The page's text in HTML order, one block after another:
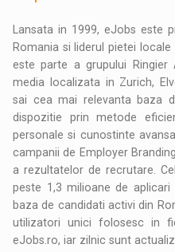
Lansata in 1999, eJobs este
Romania si liderul pietei
este parte a grupului Ringier
media localizata in Zurich,
sai cea mai relevanta baza
dispozitie prin metode
personale si cunostinte
campanii de Employer
a rezultatelor de recrutare.
peste 1,3 milioane de
baza de candidati activi din
utilizatori unici folosesc in
eJobs.ro, iar zilnic sunt